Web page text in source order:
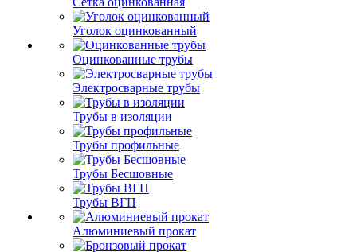
Уголок оцинкованный
Оцинкованные трубы
Электросварные трубы
Трубы в изоляции
Трубы профильные
Трубы Бесшовные
Трубы ВГП
Алюминиевый прокат